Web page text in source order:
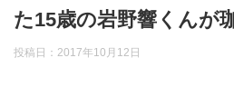
た15歳の岩野響くんが
投稿日： 2017年10月12日